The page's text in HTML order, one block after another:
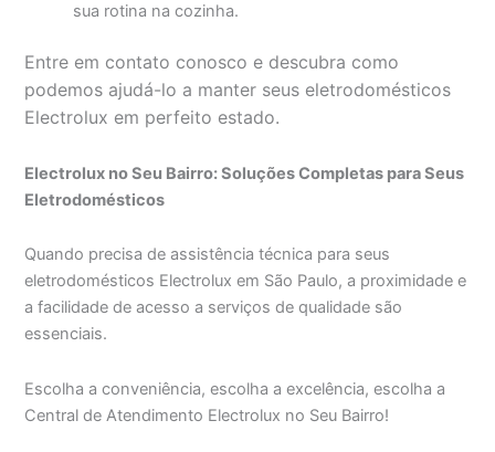
sua rotina na cozinha.
Entre em contato conosco e descubra como
podemos ajudá-lo a manter seus eletrodomésticos
Electrolux em perfeito estado.
Electrolux no Seu Bairro: Soluções Completas para Seus
Eletrodomésticos
Quando precisa de assistência técnica para seus
eletrodomésticos Electrolux em São Paulo, a proximidade e
a facilidade de acesso a serviços de qualidade são
essenciais.
Escolha a conveniência, escolha a excelência, escolha a
Central de Atendimento Electrolux no Seu Bairro!